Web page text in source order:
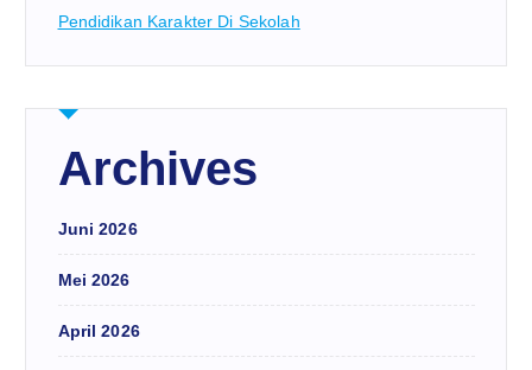
Pendidikan Karakter Di Sekolah
Archives
Juni 2026
Mei 2026
April 2026